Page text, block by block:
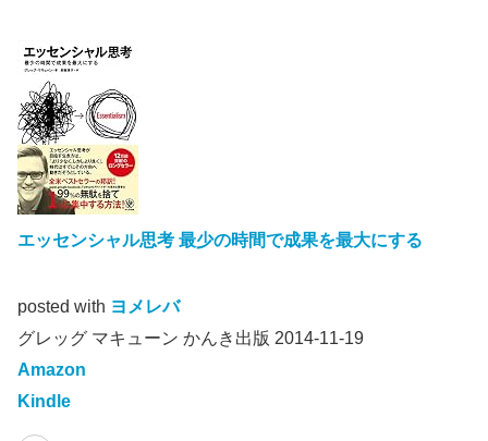
エッセンシャル思考 最少の時間で成果を最大にする
posted with ヨメレバ
グレッグ マキューン かんき出版 2014-11-19
Amazon
Kindle